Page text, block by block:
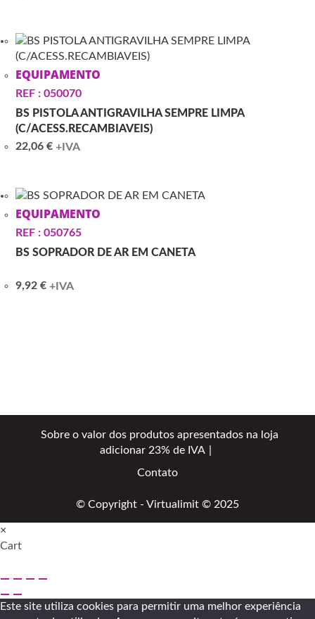
EQUIPAMENTO
REF : 050070
BS PISTOLA ANTIGRAVILHA SEMPRE LIMPA
(C/ACESS.RECAMBIAVEIS)
22,06€ +IVA
EQUIPAMENTO
REF : 050765
BS SOPRADOR DE AR EM CANETA
9,92€ +IVA
Sobre o valor dos produtos apresentados na loja
adicionar 23% de IVA
Contato
© Copyright - Virtualimit © 2025
×
Cart
Este site utiliza cookies para permitir uma melhor experiência